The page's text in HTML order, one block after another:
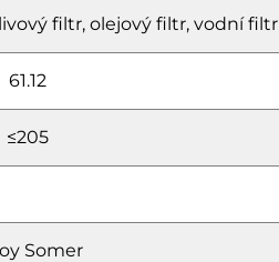
filtr, olejový filtr, vodní filtr
61.12
≤205
Somer